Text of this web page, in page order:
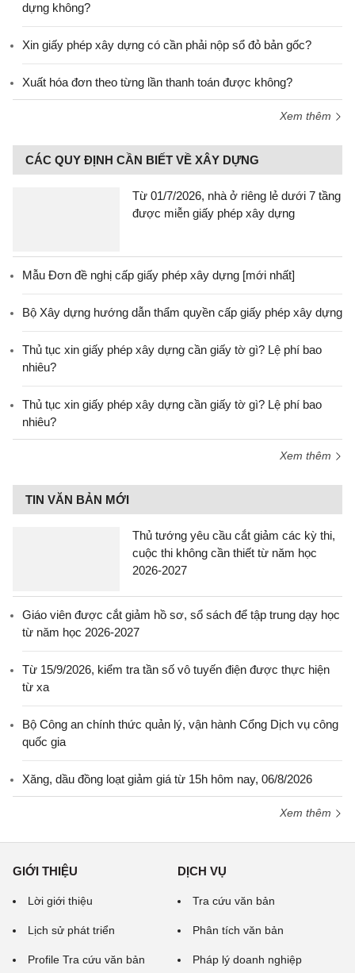
dựng không?
Xin giấy phép xây dựng có cần phải nộp sổ đỏ bản gốc?
Xuất hóa đơn theo từng lần thanh toán được không?
Xem thêm
CÁC QUY ĐỊNH CẦN BIẾT VỀ XÂY DỰNG
Từ 01/7/2026, nhà ở riêng lẻ dưới 7 tầng
được miễn giấy phép xây dựng
Mẫu Đơn đề nghị cấp giấy phép xây dựng [mới nhất]
Bộ Xây dựng hướng dẫn thẩm quyền cấp giấy phép xây dựng
Thủ tục xin giấy phép xây dựng cần giấy tờ gì? Lệ phí bao
nhiêu?
Thủ tục xin giấy phép xây dựng cần giấy tờ gì? Lệ phí bao
nhiêu?
Xem thêm
TIN VĂN BẢN MỚI
Thủ tướng yêu cầu cắt giảm các kỳ thi,
cuộc thi không cần thiết từ năm học
2026-2027
Giáo viên được cắt giảm hồ sơ, sổ sách để tập trung dạy học
từ năm học 2026-2027
Từ 15/9/2026, kiểm tra tần số vô tuyến điện được thực hiện
từ xa
Bộ Công an chính thức quản lý, vận hành Cổng Dịch vụ công
quốc gia
Xăng, dầu đồng loạt giảm giá từ 15h hôm nay, 06/8/2026
Xem thêm
GIỚI THIỆU
Lời giới thiệu
Lịch sử phát triển
Profile Tra cứu văn bản
DỊCH VỤ
Tra cứu văn bản
Phân tích văn bản
Pháp lý doanh nghiệp